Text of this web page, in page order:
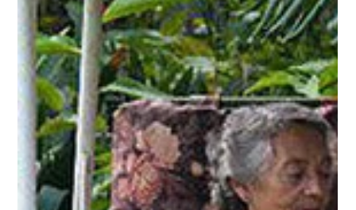
Estão abertas as inscrições para um edital que vai investir R$
7 milhões na produção e finalização de longas-metragens
paulistanos. A...